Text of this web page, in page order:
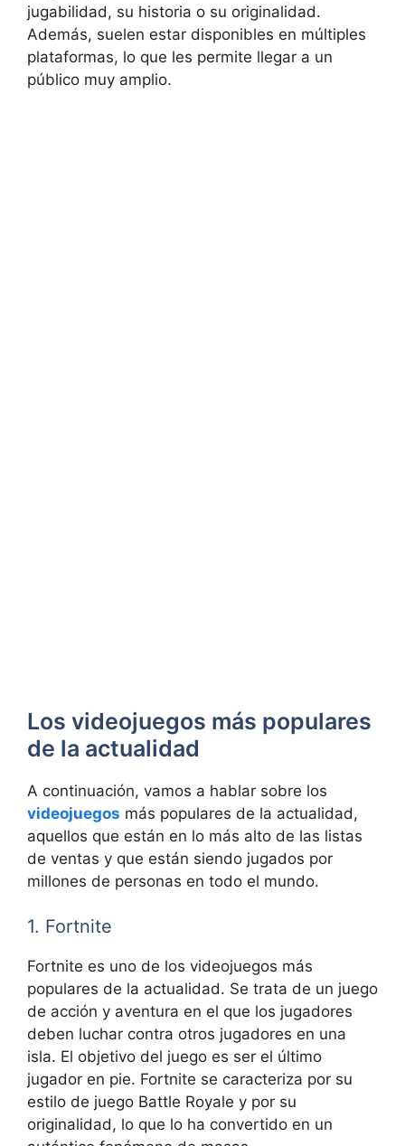
jugabilidad, su historia o su originalidad.
Además, suelen estar disponibles en múltiples
plataformas, lo que les permite llegar a un
público muy amplio.
Los videojuegos más populares
de la actualidad
A continuación, vamos a hablar sobre los
videojuegos más populares de la actualidad,
aquellos que están en lo más alto de las listas
de ventas y que están siendo jugados por
millones de personas en todo el mundo.
1. Fortnite
Fortnite es uno de los videojuegos más
populares de la actualidad. Se trata de un juego
de acción y aventura en el que los jugadores
deben luchar contra otros jugadores en una
isla. El objetivo del juego es ser el último
jugador en pie. Fortnite se caracteriza por su
estilo de juego Battle Royale y por su
originalidad, lo que lo ha convertido en un